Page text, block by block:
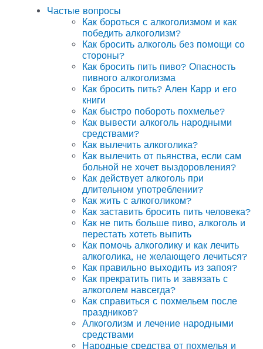
Частые вопросы
Как бороться с алкоголизмом и как
победить алкоголизм?
Как бросить алкоголь без помощи со
стороны?
Как бросить пить пиво? Опасность
пивного алкоголизма
Как бросить пить? Ален Карр и его
книги
Как быстро побороть похмелье?
Как вывести алкоголь народными
средствами?
Как вылечить алкоголика?
Как вылечить от пьянства, если сам
больной не хочет выздоровления?
Как действует алкоголь при
длительном употреблении?
Как жить с алкоголиком?
Как заставить бросить пить человека?
Как не пить больше пиво, алкоголь и
перестать хотеть выпить
Как помочь алкоголику и как лечить
алкоголика, не желающего лечиться?
Как правильно выходить из запоя?
Как прекратить пить и завязать с
алкоголем навсегда?
Как справиться с похмельем после
праздников?
Алкоголизм и лечение народными
средствами
Народные средства от похмелья и